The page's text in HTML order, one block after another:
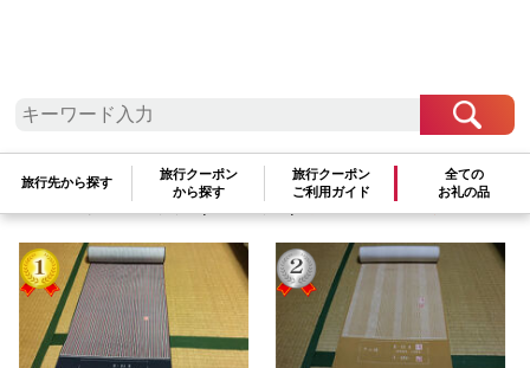
旅行先から探す
旅行クーポン
から探す
旅行クーポン
ご利用ガイド
全ての
お礼の品
参考寄附額順 新着順 人気ランキング順